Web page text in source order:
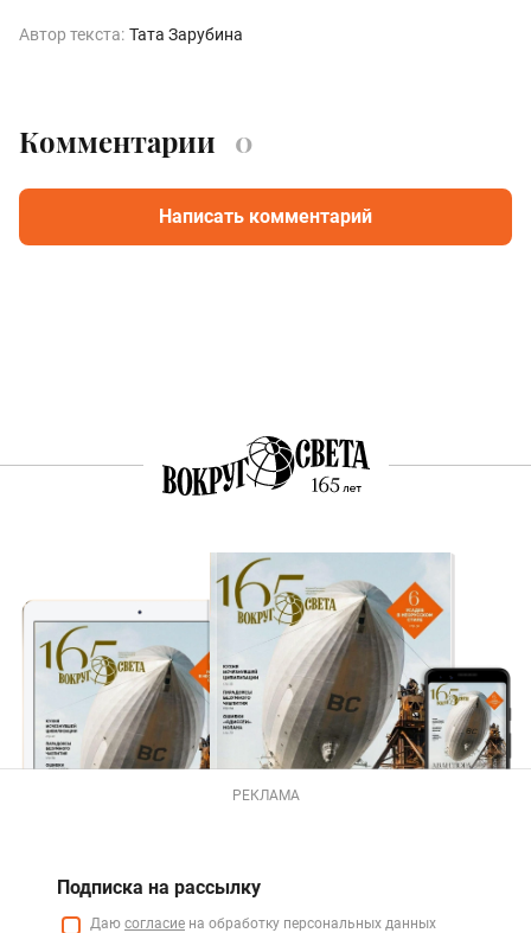
Автор текста: Тата Зарубина
Комментарии 0
Написать комментарий
РЕКЛАМА
Подписка на рассылку
Даю согласие на обработку персональных данных